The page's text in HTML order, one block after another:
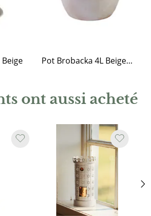
Pot Brobacka 4L Beige High
ont aussi acheté